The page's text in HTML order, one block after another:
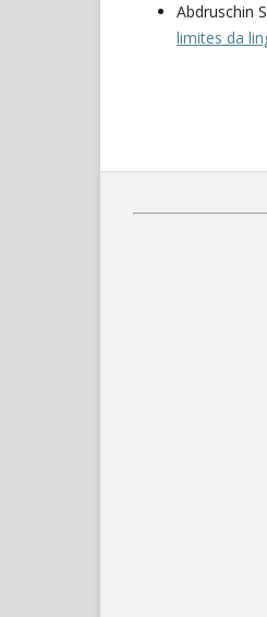
Abdruschin
limites da